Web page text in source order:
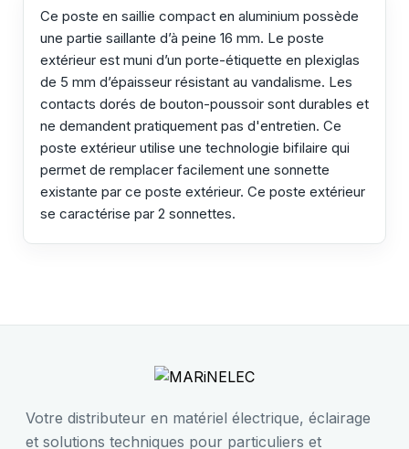
Ce poste en saillie compact en aluminium possède
une partie saillante d’à peine 16 mm. Le poste
extérieur est muni d’un porte-étiquette en plexiglas
de 5 mm d’épaisseur résistant au vandalisme. Les
contacts dorés de bouton-poussoir sont durables et
ne demandent pratiquement pas d'entretien. Ce
poste extérieur utilise une technologie bifilaire qui
permet de remplacer facilement une sonnette
existante par ce poste extérieur. Ce poste extérieur
se caractérise par 2 sonnettes.
Votre distributeur en matériel électrique, éclairage
et solutions techniques pour particuliers et